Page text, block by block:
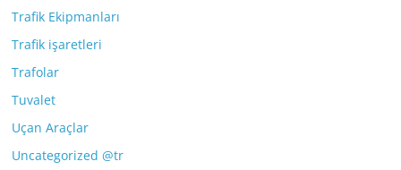
Trafik Ekipmanları
Trafik işaretleri
Trafolar
Tuvalet
Uçan Araçlar
Uncategorized @tr